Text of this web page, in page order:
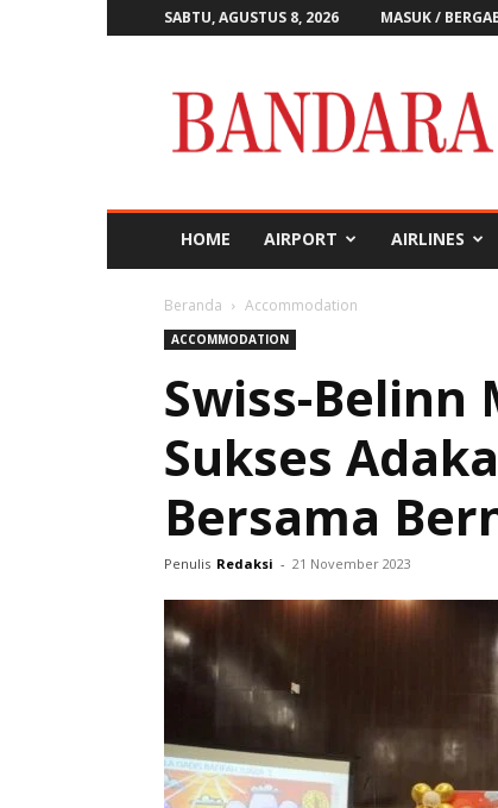
SABTU, AGUSTUS 8, 2026 MASUK /
Bandara
HOME AIRPORT AIRLINES
Beranda Accommodation
ACCOMMODATION
Swiss-Belinn
Sukses
Bersama
Penulis Redaksi - 21 November 2023